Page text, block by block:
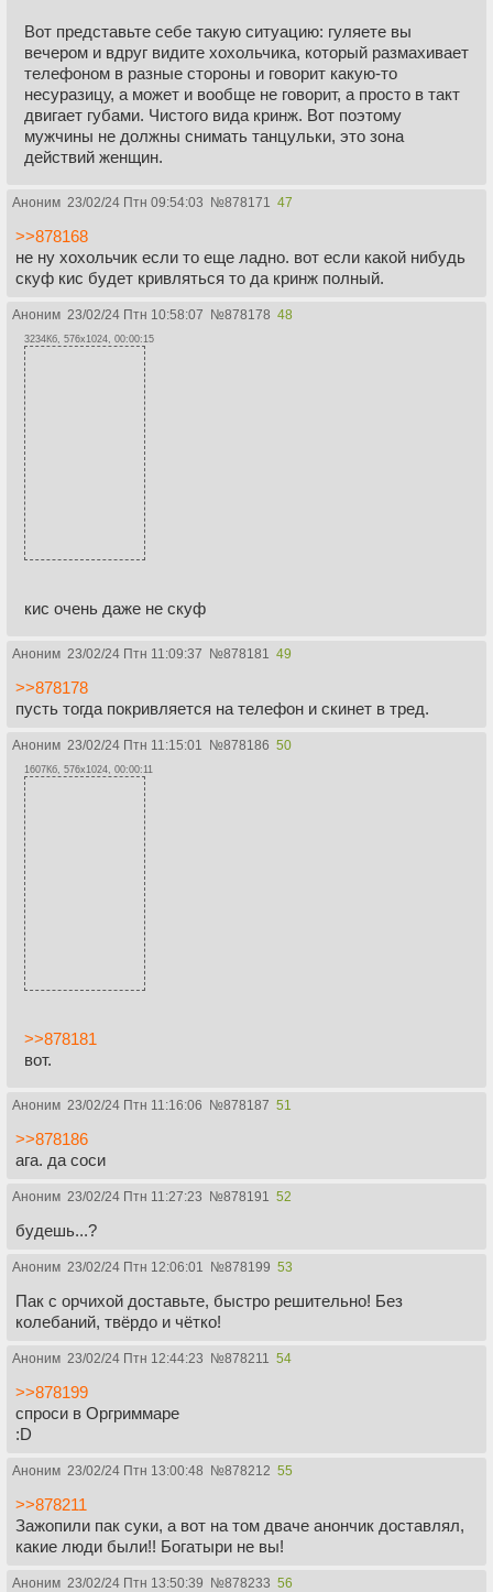
Вот представьте себе такую ситуацию: гуляете вы
вечером и вдруг видите хохольчика, который размахивает
телефоном в разные стороны и говорит какую-то
несуразицу, а может и вообще не говорит, а просто в такт
двигает губами. Чистого вида кринж. Вот поэтому
мужчины не должны снимать танцульки, это зона
действий женщин.
Аноним 23/02/24 Птн 09:54:03 №878171 47
>>878168
не ну хохольчик если то еще ладно. вот если какой нибудь
скуф кис будет кривляться то да кринж полный.
Аноним 23/02/24 Птн 10:58:07 №878178 48
3234Кб, 576x1024, 00:00:15
кис очень даже не скуф
Аноним 23/02/24 Птн 11:09:37 №878181 49
>>878178
пусть тогда покривляется на телефон и скинет в тред.
Аноним 23/02/24 Птн 11:15:01 №878186 50
1607Кб, 576x1024, 00:00:11
>>878181
вот.
Аноним 23/02/24 Птн 11:16:06 №878187 51
>>878186
ага. да соси
Аноним 23/02/24 Птн 11:27:23 №878191 52
будешь...?
Аноним 23/02/24 Птн 12:06:01 №878199 53
Пак с орчихой доставьте, быстро решительно! Без
колебаний, твёрдо и чётко!
Аноним 23/02/24 Птн 12:44:23 №878211 54
>>878199
спроси в Оргриммаре
:D
Аноним 23/02/24 Птн 13:00:48 №878212 55
>>878211
Зажопили пак суки, а вот на том дваче анончик доставлял,
какие люди были!! Богатыри не вы!
Аноним 23/02/24 Птн 13:50:39 №878233 56